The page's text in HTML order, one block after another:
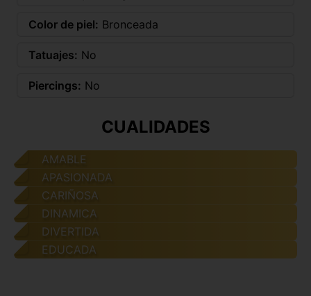
Color de piel: Bronceada
Tatuajes: No
Piercings: No
CUALIDADES
AMABLE
APASIONADA
CARIÑOSA
DINAMICA
DIVERTIDA
EDUCADA